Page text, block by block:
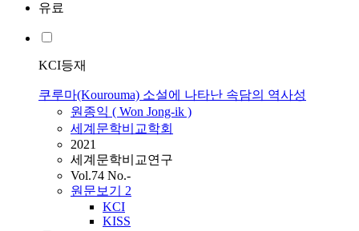
유료
KCI등재
쿠루마(Kourouma) 소설에 나타난 속담의 역사성
원종익 ( Won Jong-ik )
세계문학비교학회
2021
세계문학비교연구
Vol.74 No.-
원문보기 2
KCI
KISS